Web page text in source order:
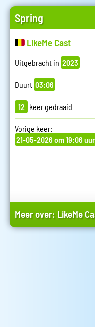
Spring
LikeMe Cast
Uitgebracht in 2023
Duurt 03:06
12 keer gedraaid
Vorige keer:
21-05-2026 om 19:06 uur
Meer over: LikeMe